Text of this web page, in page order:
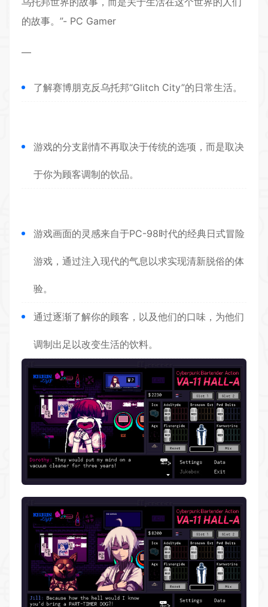
的故事。”- PC Gamer
—
了解赛博朋克反乌托邦“Glitch City”的日常生活。
游戏的分支剧情不再取决于传统的选项，而是取决
于你为顾客调制的饮品。
游戏画面的灵感来自于PC-98时代的经典日式冒险
游戏，通过注入现代的气息以求实现清新脱俗的体
验。
通过逐渐了解你的顾客，以及他们的口味，为他们
调制出足以改变生活的饮料。